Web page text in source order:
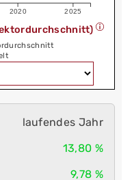
2020 2025
laufendes Jahr
13,80 %
9,78 %